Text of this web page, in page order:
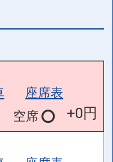
座席表
空席
+0円